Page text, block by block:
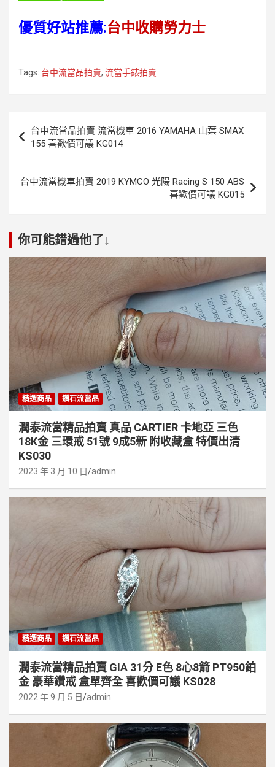
優質好站推薦:台中收購勞力士
Tags: 台中流當品拍賣, 流當手錶拍賣
章
導
覽
台中流當品拍賣 流當機車 2016 YAMAHA 山葉 SMAX
155 喜歡價可議 KG014
台中流當機車拍賣 2019 KYMCO 光陽 Racing S 150 ABS
喜歡價可議 KG015
你可能錯過他了↓
精選商品 鑽石流當品
潤泰流當精品拍賣 真品 CARTIER 卡地亞 三色
18K金 三環戒 51號 9成5新 附收藏盒 特價出清
KS030
2023 年 3 月 10 日 admin
精選商品 鑽石流當品
潤泰流當精品拍賣 GIA 31分 E色 8心8箭 PT950鉑
金 豪華鑽戒 盒單齊全 喜歡價可議 KS028
2022 年 9 月 5 日 admin